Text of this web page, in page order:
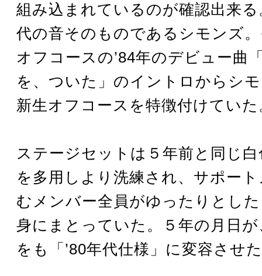
組み込まれているのが確認出来る
代の音そのものであるシモンズ
オフコースの’84年のデビュー曲
を、ついた」のイントロからシ
新生オフコースを特徴付けていた
ステージセットは５年前と同じ
を多用しより洗練され、サポー
むメンバー全員がゆったりとし
身にまとっていた。５年の月日
をも「’80年代仕様」に変容させ